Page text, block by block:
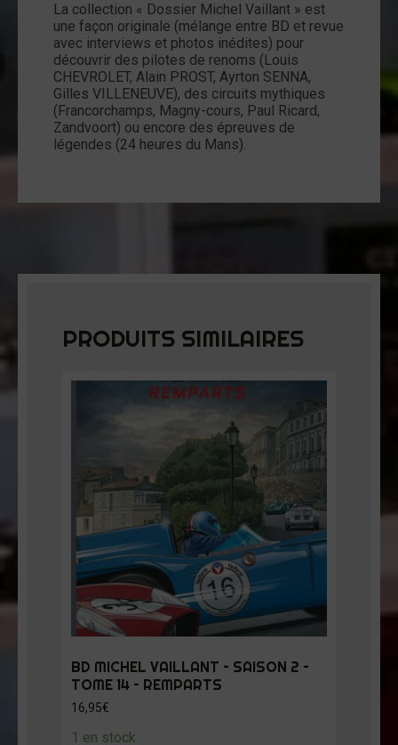
La collection « Dossier Michel Vaillant » est
une façon originale (mélange entre BD et revue
avec interviews et photos inédites) pour
découvrir des pilotes de renoms (Louis
CHEVROLET, Alain PROST, Ayrton SENNA,
Gilles VILLENEUVE), des circuits mythiques
(Francorchamps, Magny-cours, Paul Ricard,
Zandvoort) ou encore des épreuves de
légendes (24 heures du Mans).
PRODUITS SIMILAIRES
BD MICHEL VAILLANT – SAISON 2 –
TOME 14 – REMPARTS
16,95€
1 en stock